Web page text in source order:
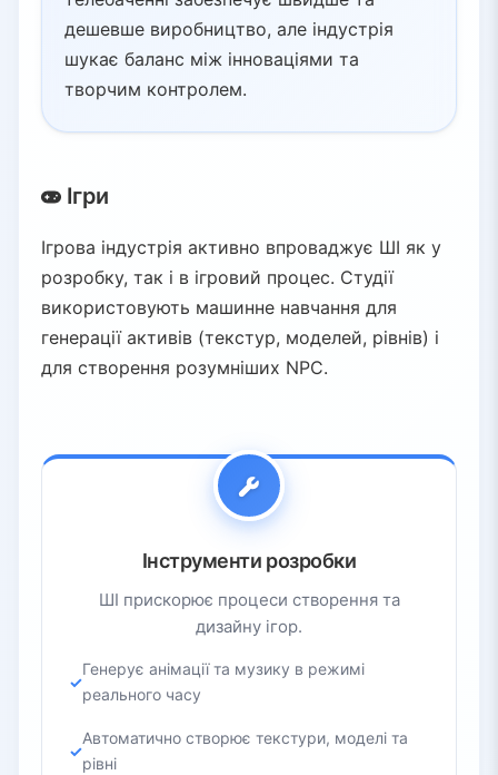
дешевше виробництво, але індустрія
шукає баланс між інноваціями та
творчим контролем.
Ігри
Ігрова індустрія активно впроваджує ШІ як у
розробку, так і в ігровий процес. Студії
використовують машинне навчання для
генерації активів (текстур, моделей, рівнів) і
для створення розумніших NPC.
Інструменти розробки
ШІ прискорює процеси створення та
дизайну ігор.
Генерує анімації та музику в режимі
реального часу
Автоматично створює текстури, моделі та
рівні